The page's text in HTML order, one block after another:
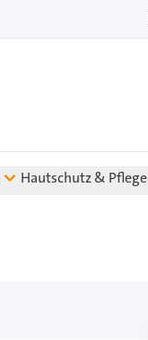
Hautschutz & Pflege